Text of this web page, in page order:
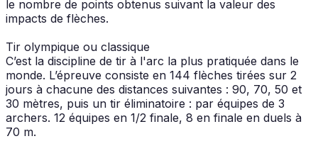
le nombre de points obtenus suivant la valeur des
impacts de flèches.
Tir olympique ou classique
C’est la discipline de tir à l'arc la plus pratiquée dans le
monde. L’épreuve consiste en 144 flèches tirées sur 2
jours à chacune des distances suivantes : 90, 70, 50 et
30 mètres, puis un tir éliminatoire : par équipes de 3
archers. 12 équipes en 1/2 finale, 8 en finale en duels à
70 m.